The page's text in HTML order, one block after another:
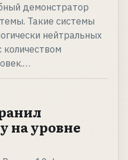
демонстратор
Такие системы
нейтральных
количеством
на уровне